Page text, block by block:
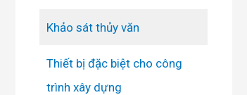
Khảo sát thủy văn
Thiết bị đặc biệt cho công
trình xây dựng